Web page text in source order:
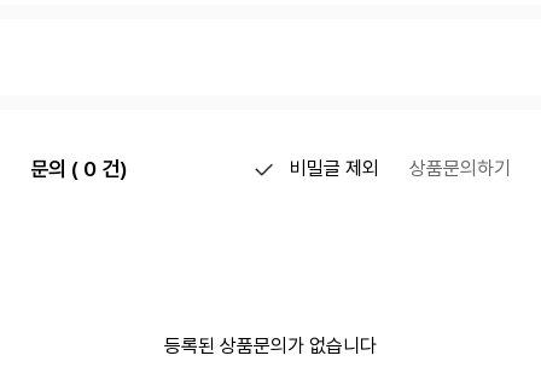
문의 ( 0 건) 비밀글 제외 상품문의하기
등록된 상품문의가 없습니다